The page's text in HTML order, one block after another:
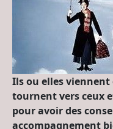
Ils ou elles viennent
tournent vers ceux
pour avoir des
accompagnement